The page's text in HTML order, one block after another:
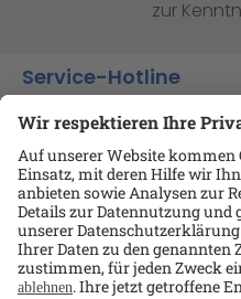
zur
Service-Hotline
Shop-Service
Informationen